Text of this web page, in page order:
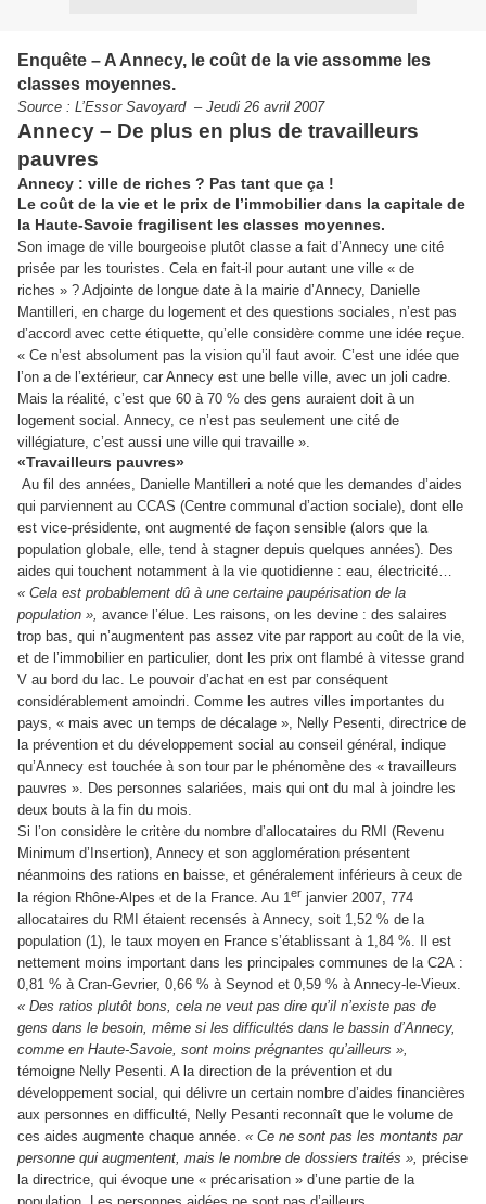
Enquête – A Annecy, le coût de la vie assomme les
classes moyennes.
Source : L’Essor Savoyard – Jeudi 26 avril 2007
Annecy – De plus en plus de travailleurs
pauvres
Annecy : ville de riches ? Pas tant que ça !
Le coût de la vie et le prix de l’immobilier dans la capitale de
la Haute-Savoie fragilisent les classes moyennes.
Son image de ville bourgeoise plutôt classe a fait d’Annecy une cité
prisée par les touristes. Cela en fait-il pour autant une ville « de
riches » ? Adjointe de longue date à la mairie d’Annecy, Danielle
Mantilleri, en charge du logement et des questions sociales, n’est pas
d’accord avec cette étiquette, qu’elle considère comme une idée reçue.
« Ce n’est absolument pas la vision qu’il faut avoir. C’est une idée que
l’on a de l’extérieur, car Annecy est une belle ville, avec un joli cadre.
Mais la réalité, c’est que 60 à 70 % des gens auraient doit à un
logement social. Annecy, ce n’est pas seulement une cité de
villégiature, c’est aussi une ville qui travaille ».
«Travailleurs pauvres»
Au fil des années, Danielle Mantilleri a noté que les demandes d’aides
qui parviennent au CCAS (Centre communal d’action sociale), dont elle
est vice-présidente, ont augmenté de façon sensible (alors que la
population globale, elle, tend à stagner depuis quelques années). Des
aides qui touchent notamment à la vie quotidienne : eau, électricité…
« Cela est probablement dû à une certaine paupérisation de la
population », avance l’élue. Les raisons, on les devine : des salaires
trop bas, qui n’augmentent pas assez vite par rapport au coût de la vie,
et de l’immobilier en particulier, dont les prix ont flambé à vitesse grand
V au bord du lac. Le pouvoir d’achat en est par conséquent
considérablement amoindri. Comme les autres villes importantes du
pays, « mais avec un temps de décalage », Nelly Pesenti, directrice de
la prévention et du développement social au conseil général, indique
qu’Annecy est touchée à son tour par le phénomène des « travailleurs
pauvres ». Des personnes salariées, mais qui ont du mal à joindre les
deux bouts à la fin du mois.
Si l’on considère le critère du nombre d’allocataires du RMI (Revenu
Minimum d’Insertion), Annecy et son agglomération présentent
néanmoins des rations en baisse, et généralement inférieurs à ceux de
la région Rhône-Alpes et de la France. Au 1er janvier 2007, 774
allocataires du RMI étaient recensés à Annecy, soit 1,52 % de la
population (1), le taux moyen en France s’établissant à 1,84 %. Il est
nettement moins important dans les principales communes de la C2A :
0,81 % à Cran-Gevrier, 0,66 % à Seynod et 0,59 % à Annecy-le-Vieux.
« Des ratios plutôt bons, cela ne veut pas dire qu’il n’existe pas de
gens dans le besoin, même si les difficultés dans le bassin d’Annecy,
comme en Haute-Savoie, sont moins prégnantes qu’ailleurs »,
témoigne Nelly Pesenti. A la direction de la prévention et du
développement social, qui délivre un certain nombre d’aides financières
aux personnes en difficulté, Nelly Pesanti reconnaît que le volume de
ces aides augmente chaque année. « Ce ne sont pas les montants par
personne qui augmentent, mais le nombre de dossiers traités », précise
la directrice, qui évoque une « précarisation » d’une partie de la